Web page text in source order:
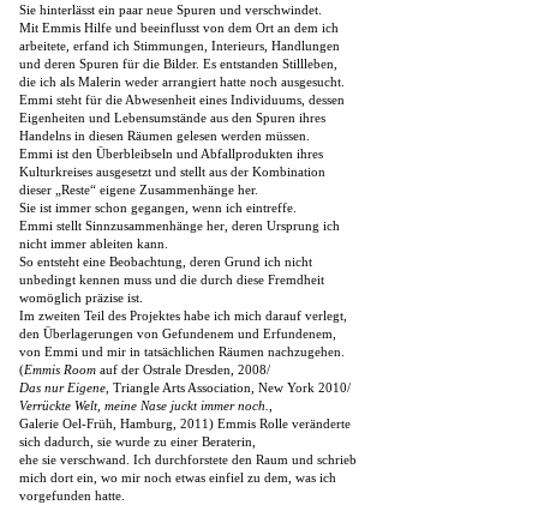
Sie hinterlässt ein paar neue Spuren und verschwindet.
Mit Emmis Hilfe und beeinflusst von dem Ort an dem ich
arbeitete, erfand ich Stimmungen, Interieurs, Handlungen
und deren Spuren für die Bilder. Es entstanden Stillleben,
die ich als Malerin weder arrangiert hatte noch ausgesucht.
Emmi steht für die Abwesenheit eines Individuums, dessen
Eigenheiten und Lebensumstände aus den Spuren ihres
Handelns in diesen Räumen gelesen werden müssen.
Emmi ist den Überbleibseln und Abfallprodukten ihres
Kulturkreises ausgesetzt und stellt aus der Kombination
dieser „Reste“ eigene Zusammenhänge her.
Sie ist immer schon gegangen, wenn ich eintreffe.
Emmi stellt Sinnzusammenhänge her, deren Ursprung ich
nicht immer ableiten kann.
So entsteht eine Beobachtung, deren Grund ich nicht
unbedingt kennen muss und die durch diese Fremdheit
womöglich präzise ist.
Im zweiten Teil des Projektes habe ich mich darauf verlegt,
den Überlagerungen von Gefundenem und Erfundenem,
von Emmi und mir in tatsächlichen Räumen nachzugehen.
(Emmis Room auf der Ostrale Dresden, 2008/
Das nur Eigene , Triangle Arts Association, New York 2010/
Verrückte Welt, meine Nase juckt immer noch.
Galerie Oel-Früh, Hamburg, 2011) Emmis Rolle veränderte
sich dadurch, sie wurde zu einer Beraterin,
ehe sie verschwand. Ich durchforstete den Raum und schrieb
mich dort ein, wo mir noch etwas einfiel zu dem, was ich
vorgefunden hatte.